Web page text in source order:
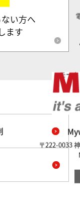
モー
〒222-0033
い方へ
ます